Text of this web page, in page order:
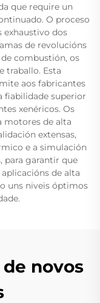
que require un
O proceso
exhaustivo dos
de revolucións
combustión, os
traballo. Esta
aos fabricantes
fiabilidade superior
xenéricos. Os
motores de alta
extensas,
e a simulación
para garantir que
de alta
uns niveis óptimos
novos